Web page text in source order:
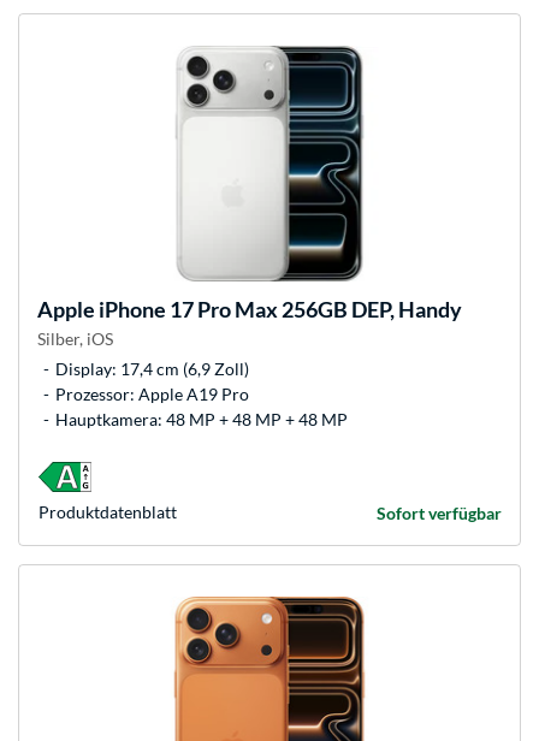
Apple iPhone 17 Pro Max 256GB DEP, Handy
Silber, iOS
Display: 17,4 cm (6,9 Zoll)
Prozessor: Apple A19 Pro
Hauptkamera: 48 MP + 48 MP + 48 MP
Sofort verfügbar
Produkt­datenblatt